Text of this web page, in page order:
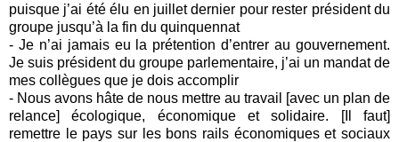
puisque j’ai été élu en juillet dernier pour rester président du
groupe jusqu’à la fin du quinquennat
- Je n’ai jamais eu la prétention d’entrer au gouvernement.
Je suis président du groupe parlementaire, j’ai un mandat de
mes collègues que je dois accomplir
- Nous avons hâte de nous mettre au travail [avec un plan de
relance] écologique, économique et solidaire. [Il faut]
remettre le pays sur les bons rails économiques et sociaux